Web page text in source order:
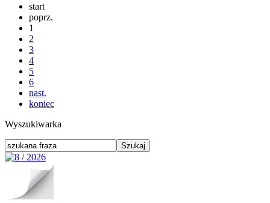
start
poprz.
1
2
3
4
5
6
nast.
koniec
Wyszukiwarka